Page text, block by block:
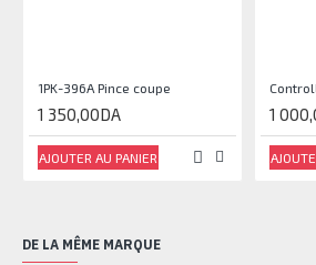
1PK-396A Pince coupe
1 350,00DA
AJOUTER AU PANIER
1
DE LA MÊME MARQUE